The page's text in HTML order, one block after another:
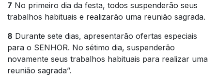
7 No primeiro dia da festa, todos suspenderão seus
trabalhos habituais e realizarão uma reunião sagrada.
8 Durante sete dias, apresentarão ofertas especiais
para o SENHOR. No sétimo dia, suspenderão
novamente seus trabalhos habituais para realizar uma
reunião sagrada”.